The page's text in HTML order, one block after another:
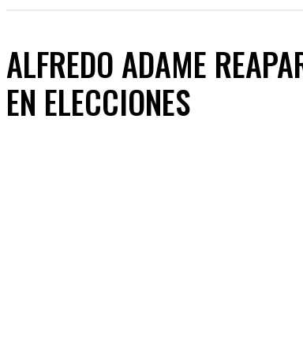
ALFREDO ADAME
EN ELECCIONES